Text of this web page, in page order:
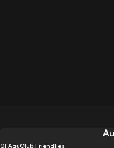
01 AğuClub Friendlies